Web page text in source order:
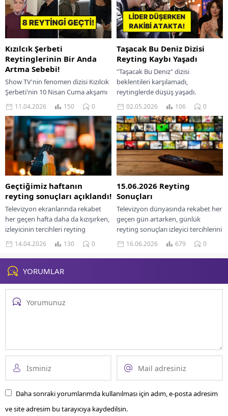
Kızılcık Şerbeti
Reytinglerinin Bir Anda
Artma Sebebi!
Show TV'nin fenomen dizisi Kızılcık
Şerbeti'nin 10 Nisan Cuma akşamı
yayınlanan yeni bölümü muazzam
bir reyting artışı yaşadı. 4.
sezonunda...
11.04.2026 150 0
Taşacak Bu Deniz Dizisi
Reyting Kaybı Yaşadı
"Taşacak Bu Deniz" dizisi
beklentileri karşılamadı,
reytinglerde düşüş yaşadı.
İzleyiciler senaryoyu eleştiriyor.
02.05.2026 106 0
Geçtiğimiz haftanın
reyting sonuçları açıklandı!
Televizyon ekranlarında rekabet
her geçen hafta daha da kızışırken,
izleyicinin tercihleri reyting
listelerine yansımaya devam
ediyor. 6-12 Nisan 2026 tarihleri...
14.04.2026 130 0
15.06.2026 Reyting
Sonuçları
Televizyon dünyasında rekabet her
geçen gün artarken, günlük
reyting sonuçları izleyici tercihlerini
net bir şekilde ortaya koymaya
devam ediyor. Açıklanan...
16.06.2026 679 0
YORUMLAR
Daha sonraki yorumlarımda kullanılması için adım, e-posta adresim
ve site adresim bu tarayıcıya kaydedilsin.